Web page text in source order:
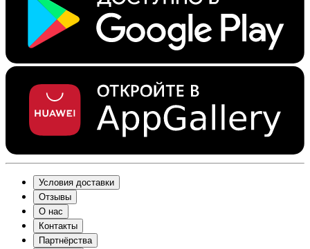
Условия доставки
Отзывы
О нас
Контакты
Партнёрства